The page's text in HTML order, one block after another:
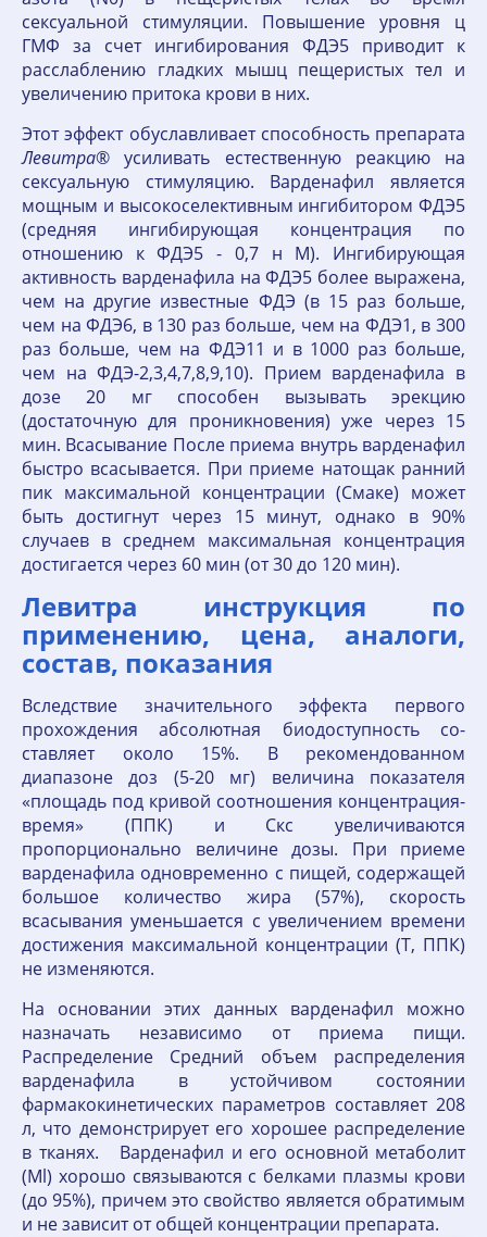
сексуальной стимуляции. Повышение уровня ц
ГМФ за счет ингибирования ФДЭ5 приводит к
расслаблению гладких мышц пещеристых тел и
увеличению притока крови в них.
Этот эффект обуславливает способность препарата
Левитра® усиливать естественную ре­акцию на
сексуальную стимуляцию. Варденафил является
мощным и высокоселективным ингибитором ФДЭ5
(средняя инги­бирующая концентрация по
отношению к ФДЭ5 - 0,7 н М). Ингибирующая
активность варденафила на ФДЭ5 более выражена,
чем на другие известные ФДЭ (в 15 раз больше,
чем на ФДЭ6, в 130 раз больше, чем на ФДЭ1, в 300
раз больше, чем на ФДЭ11 и в 1000 раз больше,
чем на ФДЭ-2,3,4,7,8,9,10). Прием варденафила в
дозе 20 мг способен вызывать эрекцию
(достаточную для проник­новения) уже через 15
мин. Всасывание После приема внутрь варденафил
быстро всасывается. При приеме натощак ранний
пик максимальной концентрации (Смаке) может
быть достигнут через 15 минут, однако в 90%
случаев в среднем максимальная концентрация
достигается через 60 мин (от 30 до 120 мин).
Левитра инструкция по
применению, цена, аналоги,
состав, показания
Вследствие значительного эффекта первого
прохождения абсолютная биодоступность со­
ставляет около 15%. В рекомендованном
диапазоне доз (5-20 мг) величина показателя
«площадь под кривой соотношения концентрация-
время» (ППК) и Скс увеличиваются
пропорционально величине дозы. При приеме
варденафила одновременно с пищей, содержащей
большое количество жира (57%), скорость
всасывания уменьшается с увеличением времени
достижения максималь­ной концентрации (Т, ППК)
не изменяются.
На основании этих данных варденафил можно
назначать независимо от приема пи­щи.
Распределение Средний объем распределения
варденафила в устойчивом состоянии
фармакокинетиче­ских параметров составляет 208
л, что демонстрирует его хорошее распределение
в тка­нях. Варденафил и его основной метаболит
(Ml) хорошо связываются с белками плазмы крови
(до 95%), причем это свойство является обратимым
и не зависит от общей концен­трации препарата.